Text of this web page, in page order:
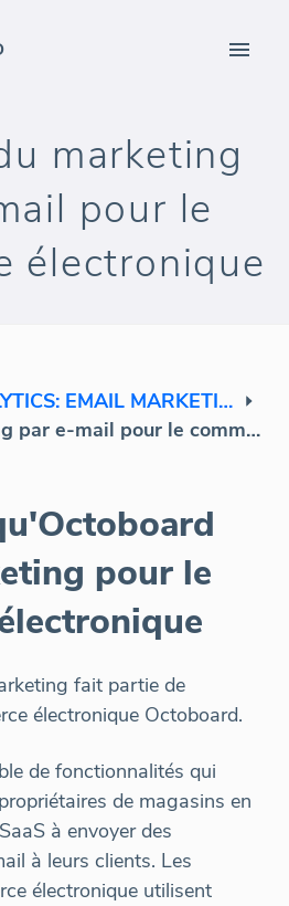
marketing
pour le
électronique
ECOMMERCE ANALYTICS: EMAIL MARKETING
Aperçu du marketing par e-mail pour le commerce électronique
pour le
fait partie de
électronique Octoboard.
de fonctionnalités qui
de magasins en
à envoyer des
à leurs clients. Les
électronique utilisent